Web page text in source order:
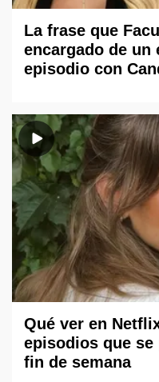
La frase que
encargado de
episodio con
Qué ver en
episodios que se
fin de semana